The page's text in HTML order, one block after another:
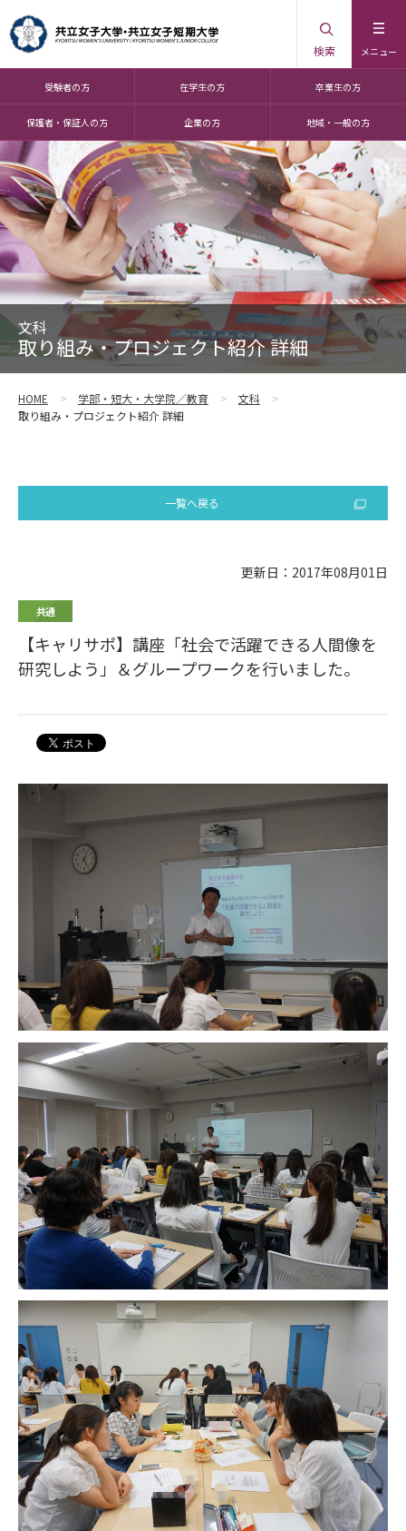
メニュー
検索
受験者の方 在学生の方 卒業生の方
保護者・保証人の方 企業の方 地域・一般の方
文科
取り組み・プロジェクト紹介 詳細
HOME 学部・短大・大学院／教育
文科
取り組み・プロジェクト紹介 詳細
一覧へ戻る
更新日：2017年08月01日
共通
【キャリサポ】講座「社会で活躍できる人間像を
研究しよう」＆グループワークを行いました。